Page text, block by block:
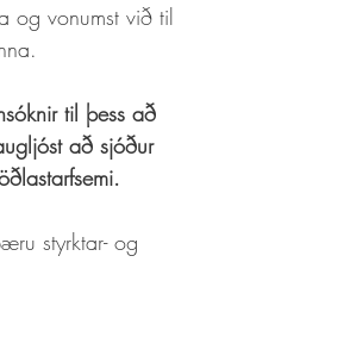
og vonumst við til
til þess að
að sjóður
styrktar- og